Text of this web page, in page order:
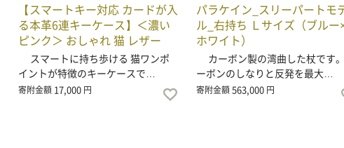
【スマートキー対応 カードが入
る本革6連キーケース】＜濃い
ピンク＞ おしゃれ 猫 レザー
スマートに持ち歩ける 猫ワンポ
イントが特徴のキーケースで…
寄附金額 17,000 円
パラケイン_スリーパートモ
ル_右持ち Ｌサイズ（ブルー
ホワイト）
カーボン製の湾曲した杖です
ーボンのしなりと反発を最大…
寄附金額563,000 円